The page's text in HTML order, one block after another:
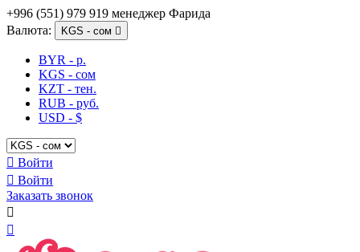
+996 (551) 979 919 менеджер Фарида
Валюта:
KGS - сом 
BYR - р.
KGS - сом
KZT - тен.
RUB - руб.
USD - $
 Войти
 Войти
Заказать звонок

